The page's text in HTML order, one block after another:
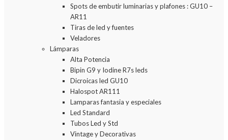
Spots de embutir luminarias y plafones : GU10 –
AR11
Tiras de led y fuentes
Veladores
Lámparas
Alta Potencia
Bipin G9 y Iodine R7s leds
Dicroicas led GU10
Halospot AR111
Lamparas fantasia y especiales
Led Standard
Tubos Led y Std
Vintage y Decorativas